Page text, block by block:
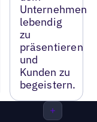
Unternehmen
lebendig
zu
präsentieren
und
Kunden zu
begeistern.